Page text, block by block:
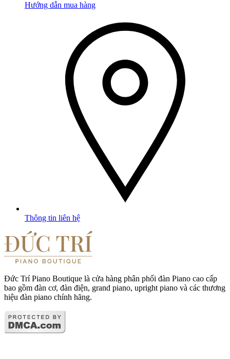
Hướng dẫn mua hàng
Thông tin liên hệ
Đức Trí Piano Boutique là cửa hàng phân phối đàn Piano cao cấp
bao gồm đàn cơ, đàn điện, grand piano, upright piano và các thương
hiệu đàn piano chính hãng.